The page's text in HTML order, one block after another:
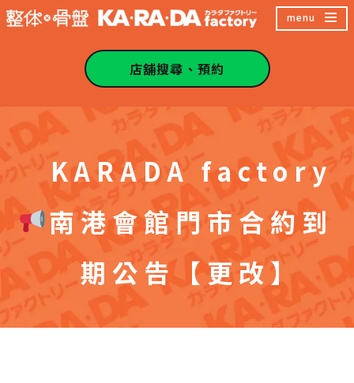
跳
容
區
menu
店舖搜尋、預約
KARADA factory
南港會館門市合約到
期公告【更改】